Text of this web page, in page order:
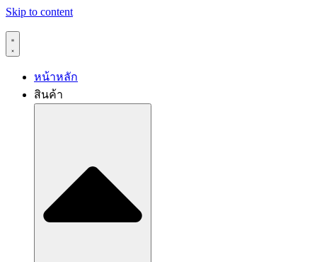
Skip to content
หน้าหลัก
สินค้า